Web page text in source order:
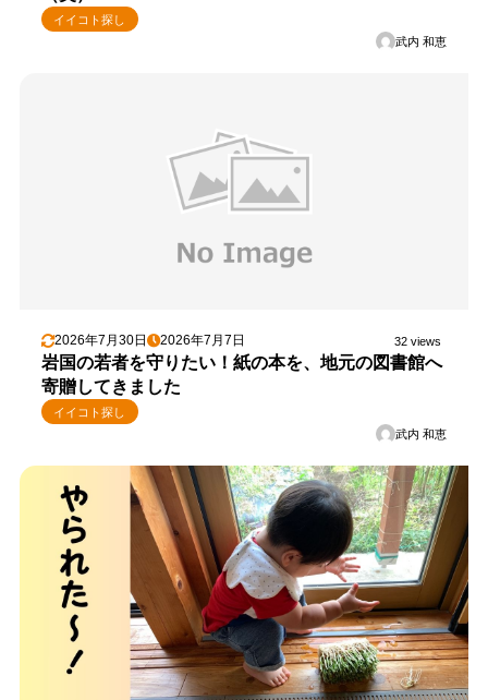
イイコト探し
武内 和恵
2026年7月30日 2026年7月7日 32 views
岩国の若者を守りたい！紙の本を、地元の図書館へ
寄贈してきました
イイコト探し
武内 和恵